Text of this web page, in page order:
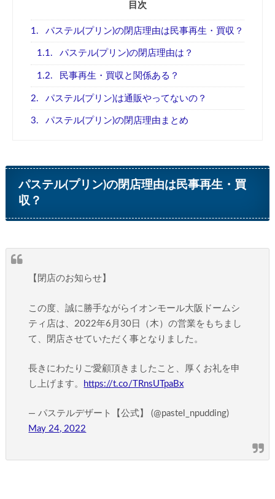
目次
1. パステル(プリン)の閉店理由は民事再生・買収？
1.1. パステル(プリン)の閉店理由は？
1.2. 民事再生・買収と関係ある？
2. パステル(プリン)は通販やってないの？
3. パステル(プリン)の閉店理由まとめ
パステル(プリン)の閉店理由は民事再生・買
収？
【閉店のお知らせ】
この度、誠に勝手ながらイオンモール大阪ドームシ
ティ店は、2022年6月30日（木）の営業をもちまし
て、閉店させていただく事となりました。
長きにわたりご愛顧頂きましたこと、厚くお礼を申
し上げます。
https://t.co/TRnsUTpaBx
— パステルデザート【公式】 (@pastel_npudding)
May 24, 2022